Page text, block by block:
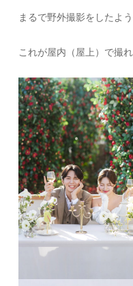
まるで野外撮影をしたよ
これが屋内（屋上）で撮